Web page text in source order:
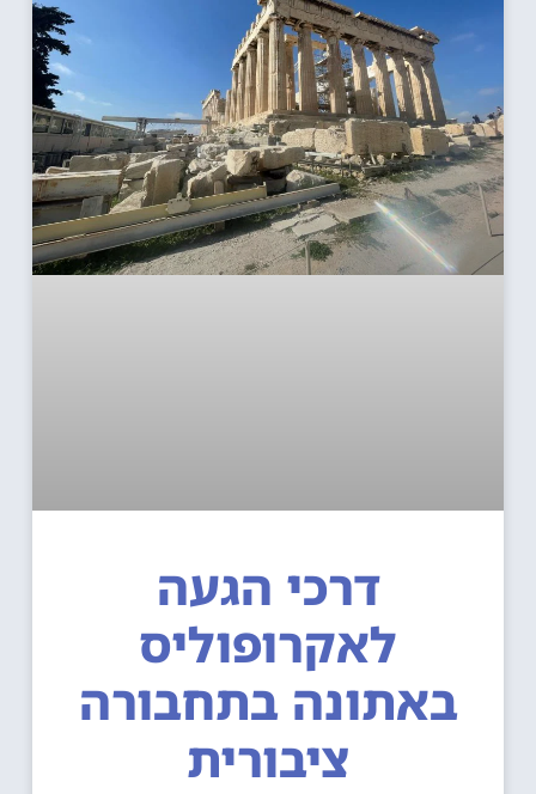
דרכי הגעה
לאקרופוליס
באתונה בתחבורה
ציבורית